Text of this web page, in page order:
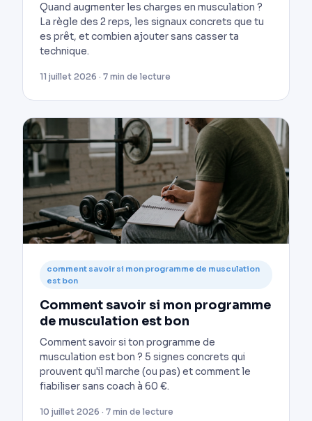
Quand augmenter les charges en musculation ?
La règle des 2 reps, les signaux concrets que tu
es prêt, et combien ajouter sans casser ta
technique.
11 juillet 2026 · 7 min de lecture
comment savoir si mon programme de musculation
est bon
Comment savoir si mon programme
de musculation est bon
Comment savoir si ton programme de
musculation est bon ? 5 signes concrets qui
prouvent qu'il marche (ou pas) et comment le
fiabiliser sans coach à 60 €.
10 juillet 2026 · 7 min de lecture